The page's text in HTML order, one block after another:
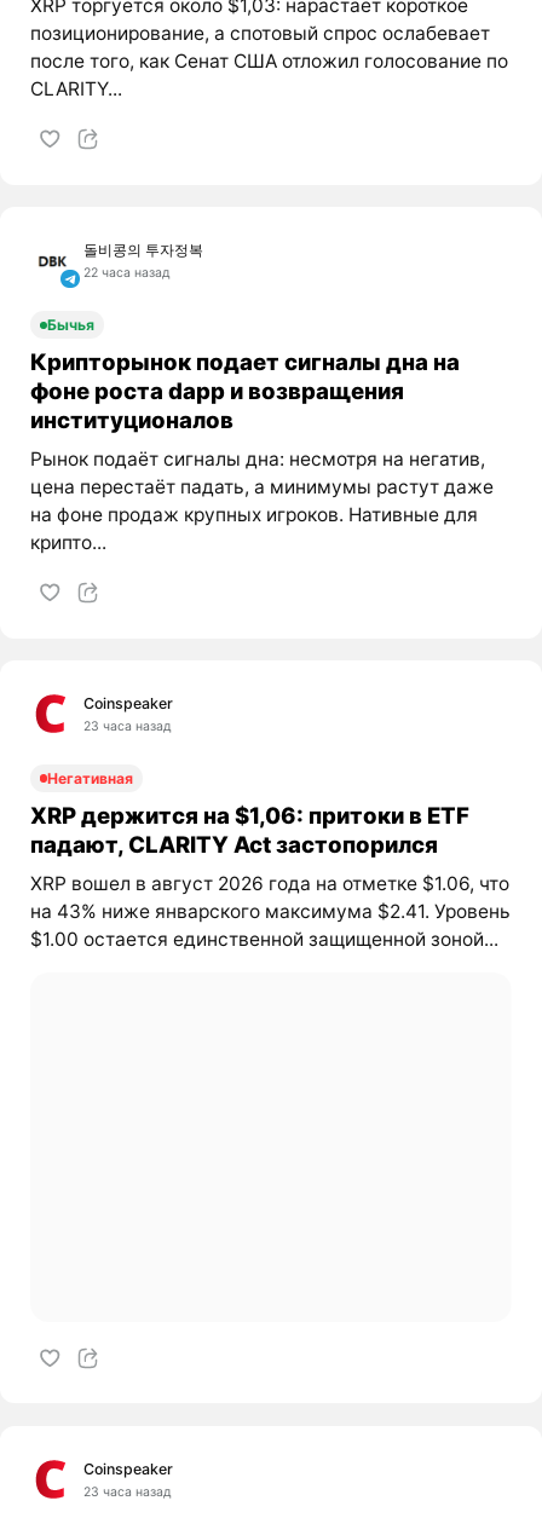
XRP торгуется около $1,03: нарастает короткое
позиционирование, а спотовый спрос ослабевает
после того, как Сенат США отложил голосование по
CLARITY...
돌비콩의 투자정복
22 часа назад
Бычья
Крипторынок подает сигналы дна на
фоне роста dapp и возвращения
институционалов
Рынок подаёт сигналы дна: несмотря на негатив,
цена перестаёт падать, а минимумы растут даже
на фоне продаж крупных игроков. Нативные для
крипто...
Coinspeaker
23 часа назад
Негативная
XRP держится на $1,06: притоки в ETF
падают, CLARITY Act застопорился
XRP вошел в август 2026 года на отметке $1.06, что
на 43% ниже январского максимума $2.41. Уровень
$1.00 остается единственной защищенной зоной...
Coinspeaker
23 часа назад